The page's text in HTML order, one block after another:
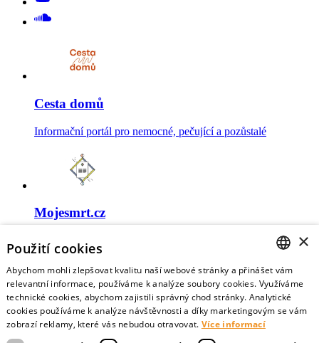
Cesta domů
Informační portál pro nemocné, pečující a pozůstalé
Mojesmrt.cz
představy o konci života
Data o umírání
CZECH
ENGLISH
×
Použití cookies
Abychom mohli zlepšovat kvalitu naší webové stránky a přinášet vám
relevantní informace, používáme k analýze soubory cookies. Využíváme
technické cookies, abychom zajistili správný chod stránky. Analytické
cookies používáme k analýze návštěvnosti a díky marketingovým se vám
zobrazí reklamy, které vás nebudou otravovat. Více informací